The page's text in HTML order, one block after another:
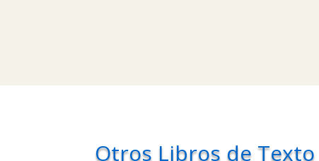
Otros Libros de Texto